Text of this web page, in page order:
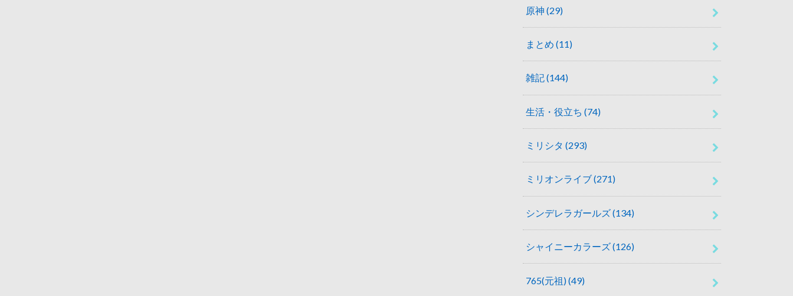
原神 (29)
まとめ (11)
雑記(144)
生活・役立ち (74)
ミリシタ (293)
ミリオンライブ(271)
シンデレラガールズ(134)
シャイニーカラーズ(126)
765(元祖)(49)